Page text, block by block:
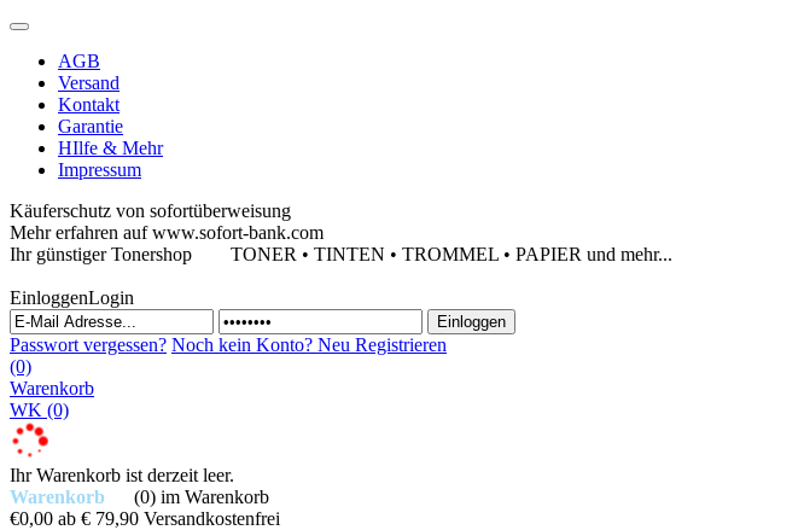
AGB
Versand
Kontakt
Garantie
HIlfe & Mehr
Impressum
Käuferschutz von sofortüberweisung
Mehr erfahren auf www.sofort-bank.com
Ihr günstiger Tonershop TONER • TINTEN • TROMMEL • PAPIER und mehr...
EinloggenLogin
Passwort vergessen? Noch kein Konto? Neu Registrieren
(0)
Warenkorb
WK (0)
Ihr Warenkorb ist derzeit leer.
Warenkorb
(0) im Warenkorb
€0,00 ab € 79,90 Versandkostenfrei